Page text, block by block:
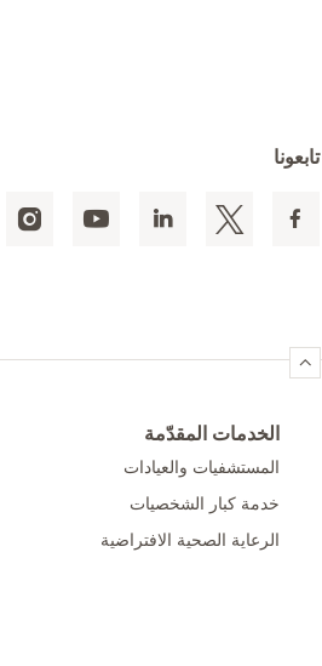
تابعونا
الخدمات المقدّمة
المستشفيات والعيادات
خدمة كبار الشخصيات
الرعاية الصحية الافتراضية